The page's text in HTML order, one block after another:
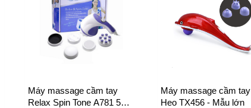
Máy massage cầm tay
Relax Spin Tone A781 5
Máy massage cầm
Heo TX456 - Mẫu lớn